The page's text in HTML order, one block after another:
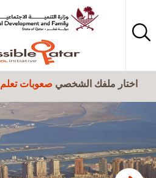
تجاوز إلى المحتوى الرئيسي
اختار ملفك الشخصي صعوبات تعلم